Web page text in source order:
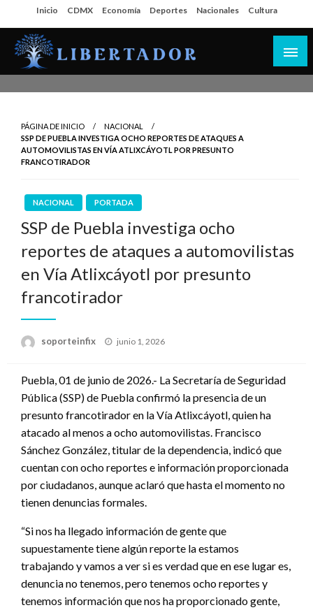
al
contenido
Inicio CDMX Economía Deportes Nacionales Cultura
PÁGINA DE INICIO
NACIONAL
SSP DE PUEBLA INVESTIGA OCHO REPORTES DE ATAQUES A
AUTOMOVILISTAS EN VÍA ATLIXCÁYOTL POR PRESUNTO
FRANCOTIRADOR
NACIONAL PORTADA
SSP de Puebla investiga ocho
reportes de ataques a automovilistas
en Vía Atlixcáyotl por presunto
francotirador
soporteinfix
Publicado
junio 1, 2026
Puebla, 01 de junio de 2026.- La Secretaría de Seguridad
Pública (SSP) de Puebla confirmó la presencia de un
presunto francotirador en la Vía Atlixcáyotl, quien ha
atacado al menos a ocho automovilistas. Francisco
Sánchez González, titular de la dependencia, indicó que
cuentan con ocho reportes e información proporcionada
por ciudadanos, aunque aclaró que hasta el momento no
tienen denuncias formales.
“Si nos ha llegado información de gente que
supuestamente tiene algún reporte la estamos
trabajando y vamos a ver si es verdad que en ese lugar es,
denuncia no tenemos, pero tenemos ocho reportes y
tenemos información que nos ha proporcionado gente,